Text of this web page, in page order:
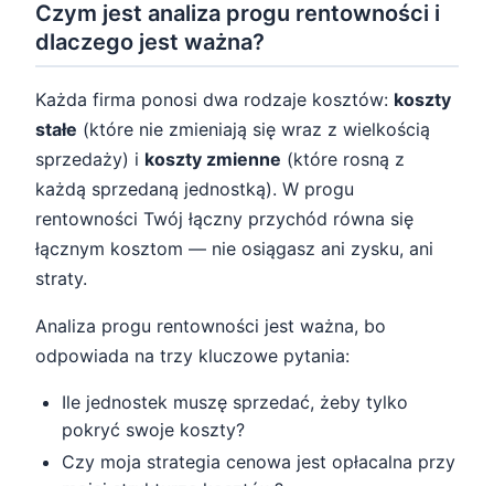
Czym jest analiza progu rentowności i
dlaczego jest ważna?
Każda firma ponosi dwa rodzaje kosztów: koszty
stałe (które nie zmieniają się wraz z wielkością
sprzedaży) i koszty zmienne (które rosną z
każdą sprzedaną jednostką). W progu
rentowności Twój łączny przychód równa się
łącznym kosztom — nie osiągasz ani zysku, ani
straty.
Analiza progu rentowności jest ważna, bo
odpowiada na trzy kluczowe pytania:
Ile jednostek muszę sprzedać, żeby tylko
pokryć swoje koszty?
Czy moja strategia cenowa jest opłacalna przy